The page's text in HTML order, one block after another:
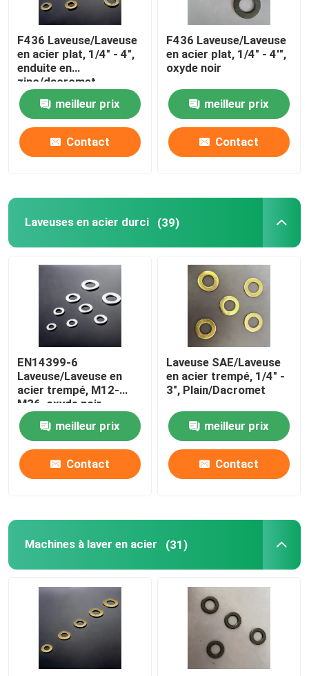
A propos de nous
Visite d'usine
F436 Laveuse/Laveuse
en acier plat, 1/4" - 4",
enduite en
zinc/dacromet
meilleur prix
Contact
F436 Laveuse/Laveuse
en acier plat, 1/4" - 4'",
oxyde noir
meilleur prix
Contact
Laveuses en acier durci (39)
EN14399-6
Laveuse/Laveuse en
acier trempé, M12-
M36, oxyde noir
meilleur prix
Contact
Laveuse SAE/Laveuse
en acier trempé, 1/4" -
3", Plain/Dacromet
meilleur prix
Contact
Machines à laver en acier (31)